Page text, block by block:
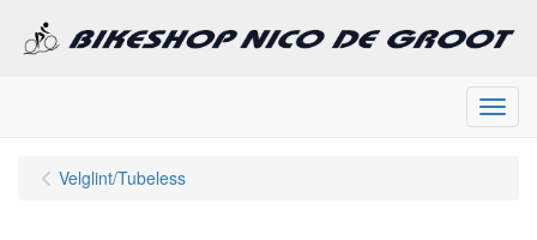
Menu
Velglint/Tubeless